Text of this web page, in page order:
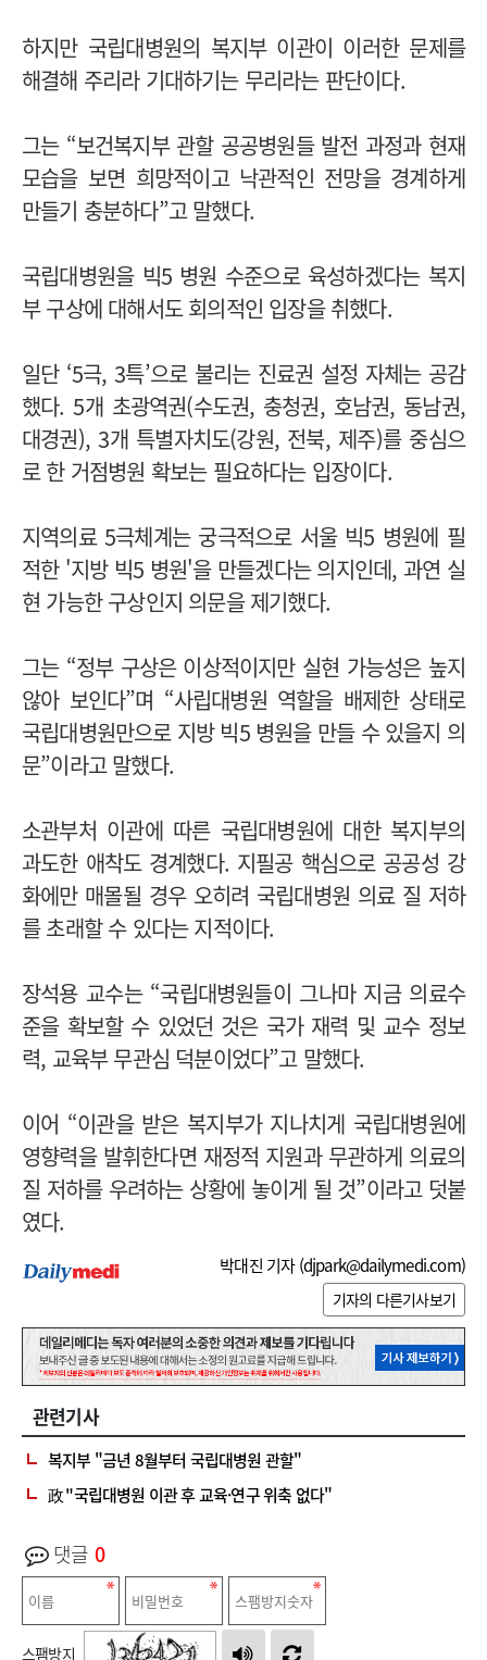
하지만 국립대병원의 복지부 이관이 이러한 문제를
해결해 주리라 기대하기는 무리라는 판단이다.
그는 “보건복지부 관할 공공병원들 발전 과정과 현재
모습을 보면 희망적이고 낙관적인 전망을 경계하게
만들기 충분하다”고 말했다.
국립대병원을 빅5 병원 수준으로 육성하겠다는 복지
부 구상에 대해서도 회의적인 입장을 취했다.
일단 ‘5극, 3특’으로 불리는 진료권 설정 자체는 공감
했다. 5개 초광역권(수도권, 충청권, 호남권, 동남권,
대경권), 3개 특별자치도(강원, 전북, 제주)를 중심으
로 한 거점병원 확보는 필요하다는 입장이다.
지역의료 5극체계는 궁극적으로 서울 빅5 병원에 필
적한 '지방 빅5 병원'을 만들겠다는 의지인데, 과연 실
현 가능한 구상인지 의문을 제기했다.
그는 “정부 구상은 이상적이지만 실현 가능성은 높지
않아 보인다”며 “사립대병원 역할을 배제한 상태로
국립대병원만으로 지방 빅5 병원을 만들 수 있을지 의
문”이라고 말했다.
소관부처 이관에 따른 국립대병원에 대한 복지부의
과도한 애착도 경계했다. 지필공 핵심으로 공공성 강
화에만 매몰될 경우 오히려 국립대병원 의료 질 저하
를 초래할 수 있다는 지적이다.
장석용 교수는 “국립대병원들이 그나마 지금 의료수
준을 확보할 수 있었던 것은 국가 재력 및 교수 정보
력, 교육부 무관심 덕분이었다”고 말했다.
이어 “이관을 받은 복지부가 지나치게 국립대병원에
영향력을 발휘한다면 재정적 지원과 무관하게 의료의
질 저하를 우려하는 상황에 놓이게 될 것”이라고 덧붙
였다.
박대진 기자 (djpark@dailymedi.com)
기자의 다른기사보기
관련기사
복지부 "금년 8월부터 국립대병원 관할"
政 "국립대병원 이관 후 교육·연구 위축 없다"
댓글 0
스팸방지